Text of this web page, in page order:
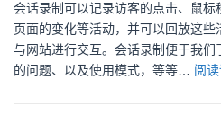
会话录制可以记录访客的点击、鼠
页面的变化等活动，并可以回放这
与网站进行交互。会话录制便于我们
的问题、以及使用模式，等等… 阅读